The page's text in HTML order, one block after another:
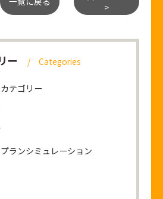
>
ー Categories
テゴリー
ランシミュレーション